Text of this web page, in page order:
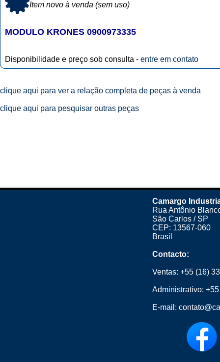
Item novo à venda (sem uso)
MODULO KRONES 0900973335
Disponibilidade e preço sob consulta - entre em contato
clique aqui para ver a relação completa de peças à venda
clique aqui para pesquisar outras peças
Camargo
Rua Antônio
São Carlos / SP
CEP: 13567-060
Brasil
Contacto:
Ventas: +55 (16)
Administrativo:
E-mail: